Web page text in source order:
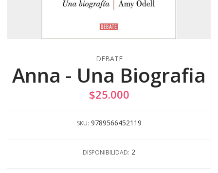
DEBATE
Anna - Una Biografia
$25.000
SKU: 9789566452119
DISPONIBILIDAD: 2